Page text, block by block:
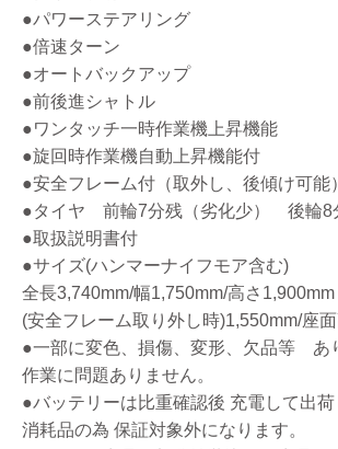
●パワーステアリング
●倍速ターン
●オートバックアップ
●前後進シャトル
●ワンタッチ一時作業機上昇機能
●旋回時作業機自動上昇機能付
●安全フレーム付（取外し、後傾け可能）
●タイヤ 前輪7分残（劣化少） 後輪8
●取扱説明書付
●サイズ(ハンマーナイフモア含む)
全長3,740mm/幅1,750mm/高さ1,900mm
(安全フレーム取り外し時)1,550mm/座
●一部に変色、損傷、変形、欠品等 あ
作業に問題ありません。
●バッテリーは比重確認後 充電して出荷
消耗品の為 保証対象外になります。